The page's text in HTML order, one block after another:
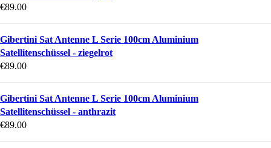
€89.00
Gibertini Sat Antenne L Serie 100cm Aluminium
Satellitenschüssel - ziegelrot
€89.00
Gibertini Sat Antenne L Serie 100cm Aluminium
Satellitenschüssel - anthrazit
€89.00